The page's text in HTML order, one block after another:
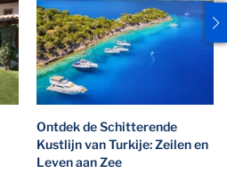
Ontdek de Schitterende
Kustlijn van Turkije: Zeilen en
Leven aan Zee